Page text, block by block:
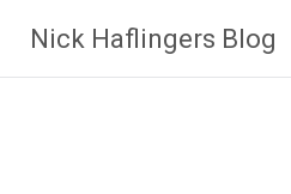
Inhalt
springen
Nick Haflingers Blog